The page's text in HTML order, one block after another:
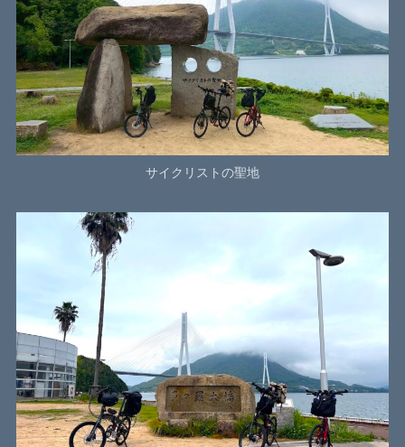
サイクリストの聖地